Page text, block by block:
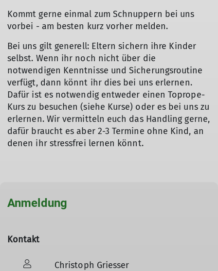
Kommt gerne einmal zum Schnuppern bei uns
vorbei - am besten kurz vorher melden.
Bei uns gilt generell: Eltern sichern ihre Kinder
selbst. Wenn ihr noch nicht über die
notwendigen Kenntnisse und Sicherungsroutine
verfügt, dann könnt ihr dies bei uns erlernen.
Dafür ist es notwendig entweder einen Toprope-
Kurs zu besuchen (siehe Kurse) oder es bei uns zu
erlernen. Wir vermitteln euch das Handling gerne,
dafür braucht es aber 2-3 Termine ohne Kind, an
denen ihr stressfrei lernen könnt.
Anmeldung
Kontakt
Christoph Griesser